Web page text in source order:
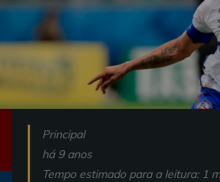
Principal
há 9 anos
Tempo estimado para a leitura: 1